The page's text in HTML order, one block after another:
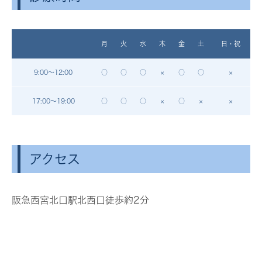
月 火 水 木 金 土 日・祝
9:00～12:00 ○ ○ ○ × ○ ○ ×
17:00～19:00 ○ ○ ○ × ○ × ×
アクセス
阪急西宮北口駅北西口徒歩約2分